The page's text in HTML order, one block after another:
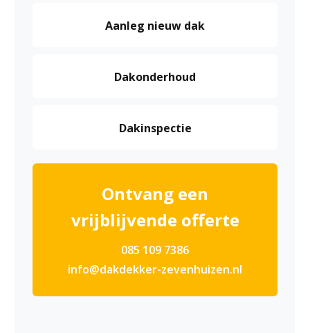
Aanleg nieuw dak
Dakonderhoud
Dakinspectie
Ontvang een
vrijblijvende offerte
085 109 7386
info@dakdekker-zevenhuizen.nl